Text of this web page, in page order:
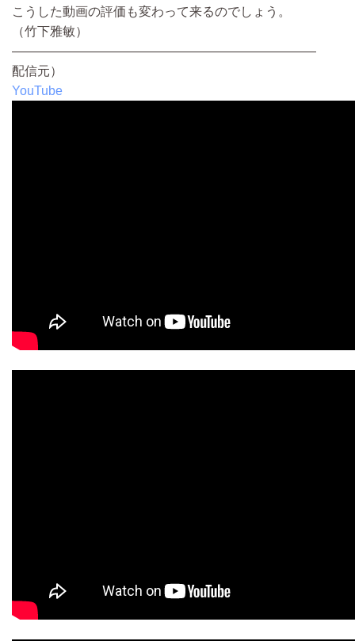
こうした動画の評価も変わって来るのでしょう。
（竹下雅敏）
————————————————————————
配信元）
YouTube